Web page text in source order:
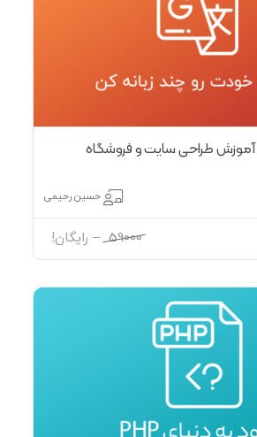
دوره جامع ۰ تا ۱۰۰ آموزش طراحی سایت و فروشگاه
حسین رحیمی
59000
– رایگان!